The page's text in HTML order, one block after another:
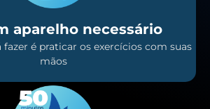
aparelho necessário
fazer é praticar os exercícios com suas
mãos